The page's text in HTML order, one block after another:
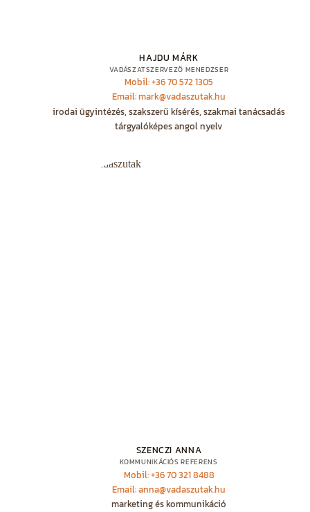
HAJDU MÁRK
VADÁSZATSZERVEZŐ MENEDZSER
Mobil: +36 70 572 1305
Email: mark@vadaszutak.hu
irodai ügyintézés, szakszerű kísérés, szakmai tanácsadás
tárgyalóképes angol nyelv
SZENCZI ANNA
KOMMUNIKÁCIÓS REFERENS
Mobil: +36 70 321 8488
Email: anna@vadaszutak.hu
marketing és kommunikáció